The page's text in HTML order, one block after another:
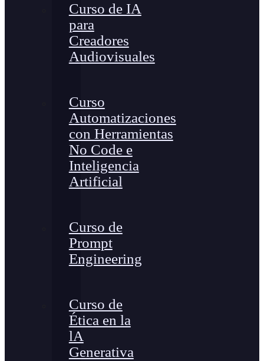
Curso de IA
para
Creadores
Audiovisuales
Curso
Automatizaciones
con Herramientas
No Code e
Inteligencia
Artificial
Curso de
Prompt
Engineering
Curso de
Ética en la
lA
Generativa